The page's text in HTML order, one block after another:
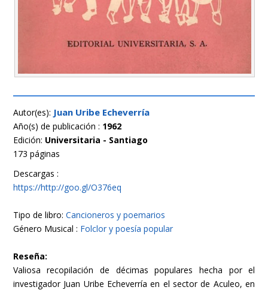
Autor(es): Juan Uribe Echeverría
Año(s) de publicación : 1962
Edición: Universitaria - Santiago
173 páginas
Descargas :
https://http://goo.gl/O376eq
Tipo de libro: Cancioneros y poemarios
Género Musical : Folclor y poesía popular
Reseña:
Valiosa recopilación de décimas populares hecha por el
investigador Juan Uribe Echeverría en el sector de Aculeo, en